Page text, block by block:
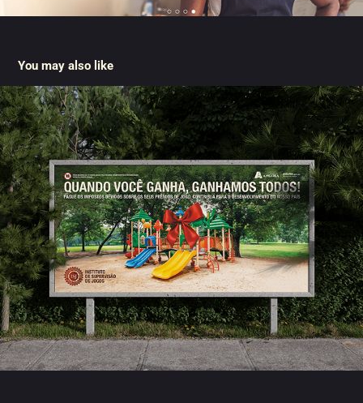
You may also like
Campanha de Sensibilização | ISJ